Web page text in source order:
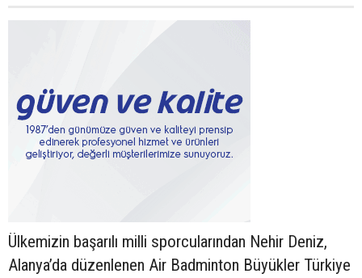
Ülkemizin başarılı milli sporcularından Nehir Deniz,
Alanya’da düzenlenen Air Badminton Büyükler Türkiye